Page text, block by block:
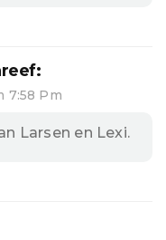
7:58 Pm
Larsen en Lexi.